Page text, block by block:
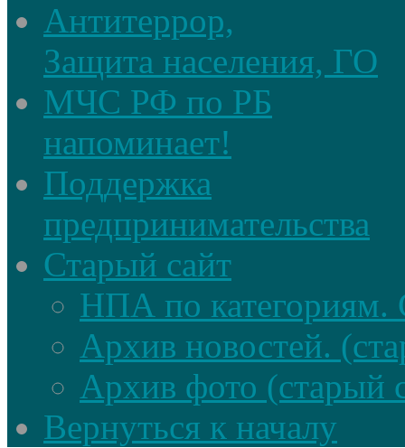
Антитеррор,
Защита населения, ГО
МЧС РФ по РБ
напоминает!
Поддержка
предпринимательства
Старый сайт
НПА по категориям.
Архив новостей.
Архив фото (старый
Вернуться к началу